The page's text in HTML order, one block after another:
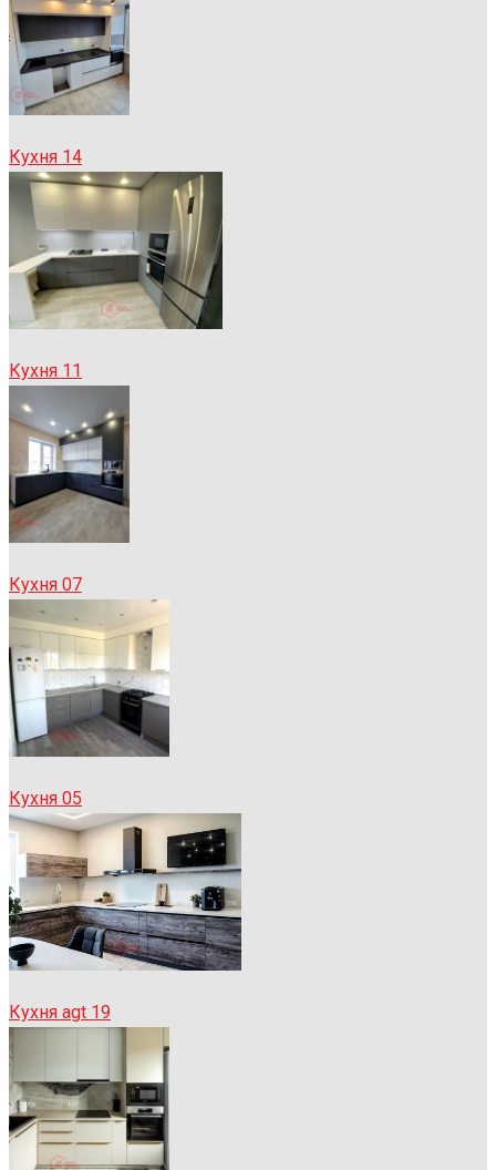
Кухня 14
Кухня 11
Кухня 07
Кухня 05
Кухня agt 19